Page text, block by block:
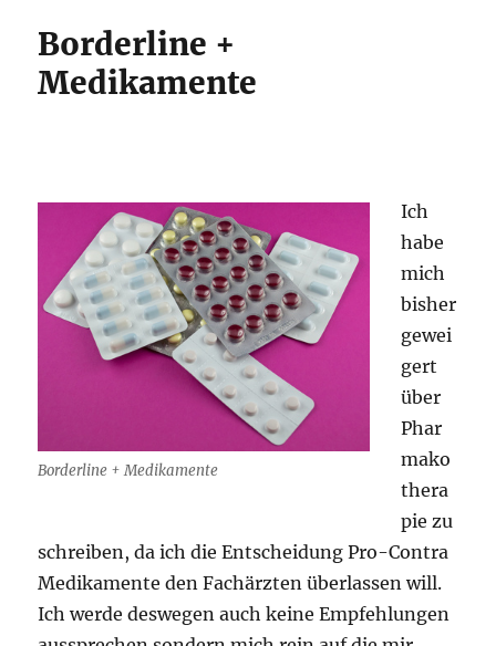
Borderline +
Medikamente
Borderline + Medikamente
Ich
habe
mich
bisher
gewei
gert
über
Phar
mako
thera
pie zu
schreiben, da ich die Entscheidung Pro-Contra
Medikamente den Fachärzten überlassen will.
Ich werde deswegen auch keine Empfehlungen